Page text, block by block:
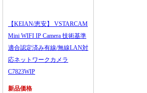
【KEIAN/恵安】 VSTARCAM
Mini WIFI IP Camera 技術基準
適合認定済み有線/無線LAN対
応ネットワークカメラ
C7823WIP
新品価格